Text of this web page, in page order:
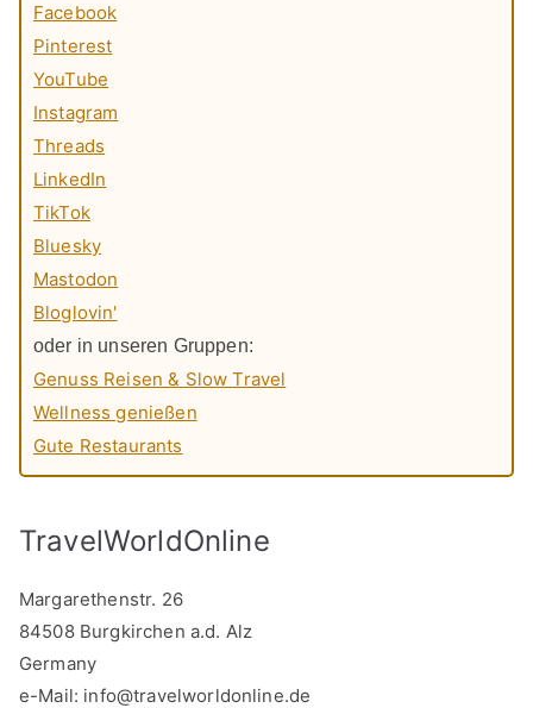
Facebook
Pinterest
YouTube
Instagram
Threads
LinkedIn
TikTok
Bluesky
Mastodon
Bloglovin'
oder in unseren Gruppen:
Genuss Reisen & Slow Travel
Wellness genießen
Gute Restaurants
TravelWorldOnline
Margarethenstr. 26
84508 Burgkirchen a.d. Alz
Germany
e-Mail: info@travelworldonline.de